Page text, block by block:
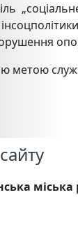
метою
міська